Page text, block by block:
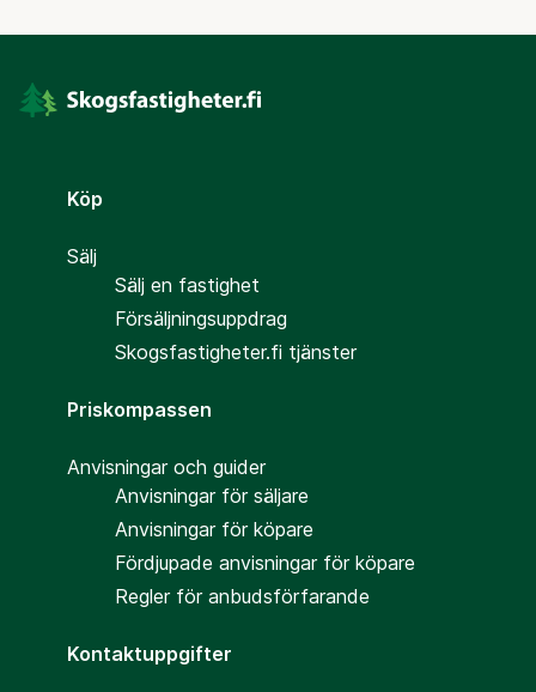
Köp
Sälj
Sälj en fastighet
Försäljningsuppdrag
Skogsfastigheter.fi tjänster
Priskompassen
Anvisningar och guider
Anvisningar för säljare
Anvisningar för köpare
Fördjupade anvisningar för köpare
Regler för anbudsförfarande
Kontaktuppgifter